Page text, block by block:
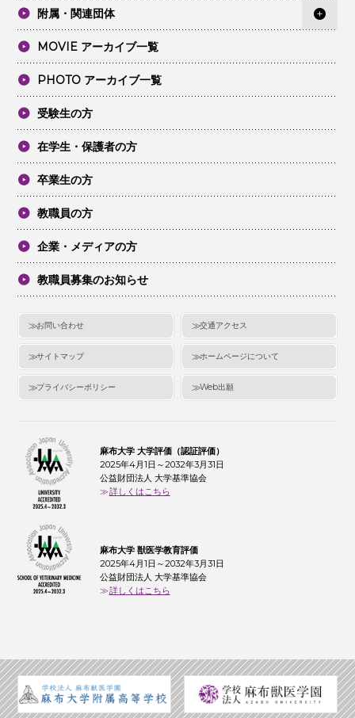
附属・関連団体
MOVIE アーカイブ一覧
PHOTO アーカイブ一覧
受験生の方
在学生・保護者の方
卒業生の方
教職員の方
企業・メディアの方
教職員募集のお知らせ
お問い合わせ 交通アクセス
サイトマップ ホームページについて
プライバシーポリシー Web出願
麻布大学 大学評価（認証評価）
2025年4月1日～2032年3月31日
公益財団法人 大学基準協会
詳しくはこちら
麻布大学 獣医学教育評価
2025年4月1日～2032年3月31日
公益財団法人 大学基準協会
詳しくはこちら